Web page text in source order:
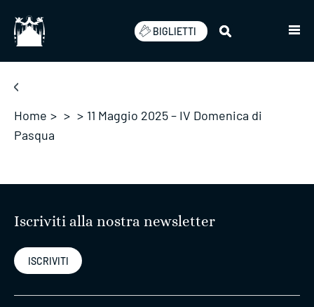
BIGLIETTI
Home > > > 11 Maggio 2025 – IV Domenica di
Pasqua
Iscriviti alla nostra newsletter
ISCRIVITI